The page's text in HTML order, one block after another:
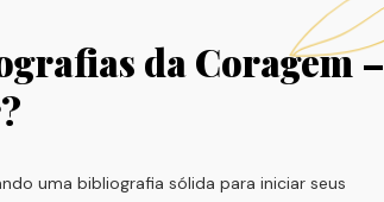
da Coragem –
uma bibliografia sólida para iniciar seus